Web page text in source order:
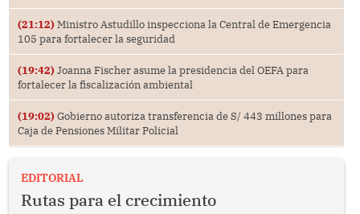
(21:12) Ministro Astudillo inspecciona la Central de Emergencia
105 para fortalecer la seguridad
(19:42) Joanna Fischer asume la presidencia del OEFA para
fortalecer la fiscalización ambiental
(19:02) Gobierno autoriza transferencia de S/ 443 millones para
Caja de Pensiones Militar Policial
EDITORIAL
Rutas para el crecimiento